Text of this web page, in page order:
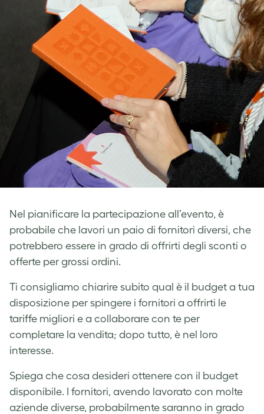
Nel pianificare la partecipazione all’evento, è
probabile che lavori un paio di fornitori diversi, che
potrebbero essere in grado di offrirti degli sconti o
offerte per grossi ordini.
Ti consigliamo chiarire subito qual è il budget a tua
disposizione per spingere i fornitori a offrirti le
tariffe migliori e a collaborare con te per
completare la vendita; dopo tutto, è nel loro
interesse.
Spiega che cosa desideri ottenere con il budget
disponibile. I fornitori, avendo lavorato con molte
aziende diverse, probabilmente saranno in grado